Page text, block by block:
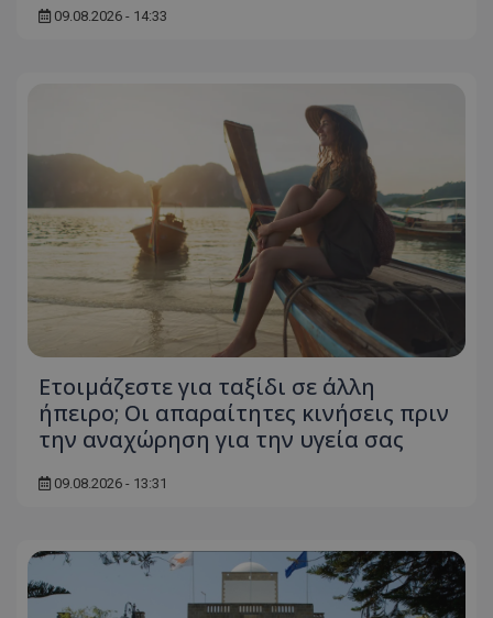
09.08.2026 - 14:33
Ετοιμάζεστε για ταξίδι σε άλλη
ήπειρο; Οι απαραίτητες κινήσεις πριν
την αναχώρηση για την υγεία σας
09.08.2026 - 13:31